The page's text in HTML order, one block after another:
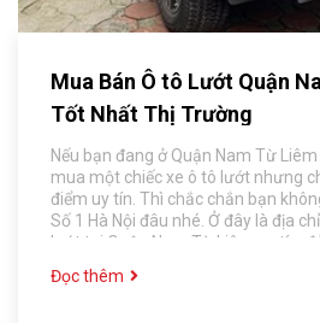
Mua Bán Ô tô Lướt Quận
Tốt Nhất Thị Trường
Nếu bạn đang ở Quận Nam Từ
mua một chiếc xe ô tô lướt nhưng
điểm uy tín. Thì chắc chắn bạn
Số 1 Hà Nội đâu nhé. Ở đây là địa
lướt tại Quận Nam Từ Liêm uy tín,
Đọc thêm